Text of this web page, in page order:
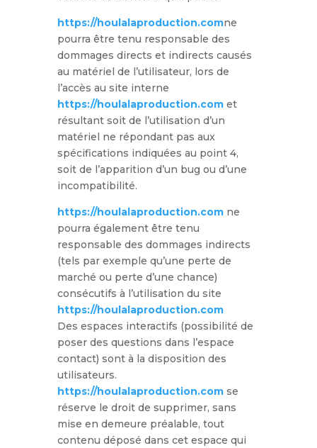
https://houlalaproduction.comne
pourra être tenu responsable des
dommages directs et indirects causés
au matériel de l’utilisateur, lors de
l’accès au site interne
https://houlalaproduction.com et
résultant soit de l’utilisation d’un
matériel ne répondant pas aux
spécifications indiquées au point 4,
soit de l’apparition d’un bug ou d’une
incompatibilité.
https://houlalaproduction.comne
pourra également être tenu
responsable des dommages indirects
(tels par exemple qu’une perte de
marché ou perte d’une chance)
consécutifs à l’utilisation du site
https://houlalaproduction.com
Des espaces interactifs (possibilité de
poser des questions dans l’espace
contact) sont à la disposition des
utilisateurs.
https://houlalaproduction.com se
réserve le droit de supprimer, sans
mise en demeure préalable, tout
contenu déposé dans cet espace qui